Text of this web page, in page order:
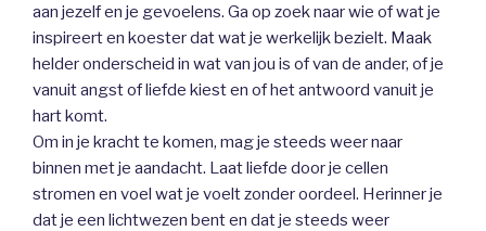
aan jezelf en je gevoelens. Ga op zoek naar wie of wat je
inspireert en koester dat wat je werkelijk bezielt. Maak
helder onderscheid in wat van jou is of van de ander, of je
vanuit angst of liefde kiest en of het antwoord vanuit je
hart komt.
Om in je kracht te komen, mag je steeds weer naar
binnen met je aandacht. Laat liefde door je cellen
stromen en voel wat je voelt zonder oordeel. Herinner je
dat je een lichtwezen bent en dat je steeds weer